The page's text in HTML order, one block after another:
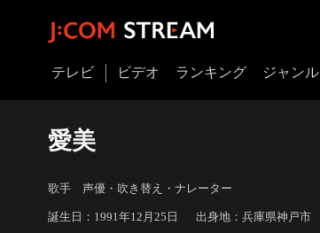
テレビ ビデオ ランキング ジャンル
愛美
歌手 声優・吹き替え・ナレーター
誕生日：1991年12月25日 出身地：兵庫県神戸市